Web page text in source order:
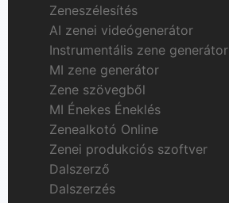
Zeneszélesítés
AI zenei videógenerátor
Instrumentális zene generátor
MI zene generátor
Zene szövegből
MI Énekes Éneklés
Zenealkotó Online
Zenei produkciós szoftver
Dalszerző
Dalszerzés